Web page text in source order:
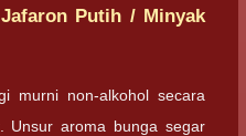
Putih / Minyak
murni non-alkohol secara
Unsur aroma bunga segar